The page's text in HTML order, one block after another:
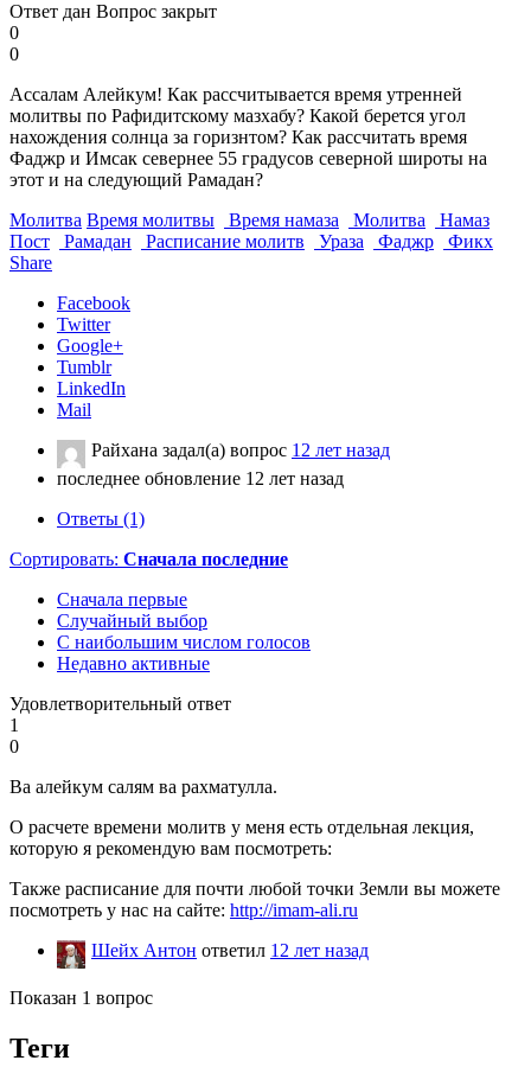
Ответ дан Вопрос закрыт
0
0
Ассалам Алейкум! Как рассчитывается время утренней
молитвы по Рафидитскому мазхабу? Какой берется угол
нахождения солнца за горизнтом? Как рассчитать время
Фаджр и Имсак севернее 55 градусов северной широты на
этот и на следующий Рамадан?
Молитва Время молитвы Время намаза Молитва
Намаз
Пост
Рамадан Расписание молитв Ураза Фаджр
Фикх
Share
Facebook
Twitter
Google+
Tumblr
LinkedIn
Mail
Райхана задал(а) вопрос 12 лет назад
последнее обновление 12 лет назад
Ответы (1)
Сортировать: Сначала последние
Сначала первые
Случайный выбор
С наибольшим числом голосов
Недавно активные
Удовлетворительный ответ
1
0
Ва алейкум салям ва рахматулла.
О расчете времени молитв у меня есть отдельная лекция,
которую я рекомендую вам посмотреть:
Также расписание для почти любой точки Земли вы можете
посмотреть у нас на сайте: http://imam-ali.ru
Шейх Антон ответил 12 лет назад
Показан 1 вопрос
Теги